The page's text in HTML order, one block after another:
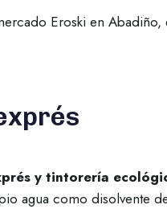
Eroski en Abadiño,
y tintorería
agua como disolvente